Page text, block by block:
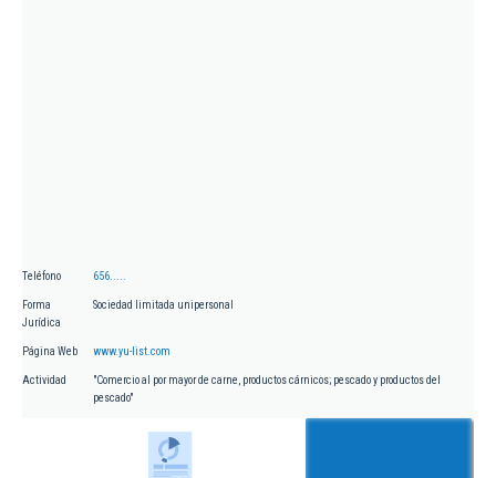
Teléfono 656.....
Forma
Jurídica
Sociedad limitada unipersonal
Página Web www.yu-list.com
Actividad
"Comercio al por mayor de carne, productos cárnicos; pescado y productos del
pescado"